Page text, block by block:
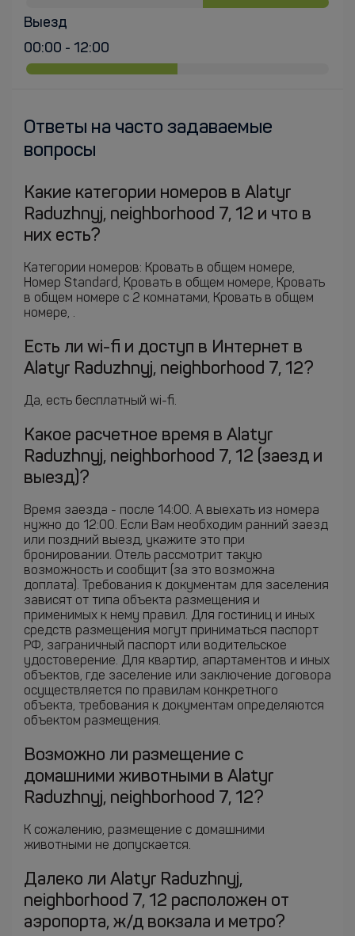
Выезд
00:00 - 12:00
Ответы на часто задаваемые
вопросы
Какие категории номеров в Alatyr
Raduzhnyj, neighborhood 7, 12 и что в
них есть?
Категории номеров: Кровать в общем номере,
Номер Standard, Кровать в общем номере, Кровать
в общем номере с 2 комнатами, Кровать в общем
номере, .
Есть ли wi-fi и доступ в Интернет в
Alatyr Raduzhnyj, neighborhood 7, 12?
Да, есть бесплатный wi-fi.
Какое расчетное время в Alatyr
Raduzhnyj, neighborhood 7, 12 (заезд и
выезд)?
Время заезда - после 14:00. А выехать из номера
нужно до 12:00. Если Вам необходим ранний заезд
или поздний выезд, укажите это при
бронировании. Отель рассмотрит такую
возможность и сообщит (за это возможна
доплата). Требования к документам для заселения
зависят от типа объекта размещения и
применимых к нему правил. Для гостиниц и иных
средств размещения могут приниматься паспорт
РФ, заграничный паспорт или водительское
удостоверение. Для квартир, апартаментов и иных
объектов, где заселение или заключение договора
осуществляется по правилам конкретного
объекта, требования к документам определяются
объектом размещения.
Возможно ли размещение с
домашними животными в Alatyr
Raduzhnyj, neighborhood 7, 12?
К сожалению, размещение с домашними
животными не допускается.
Далеко ли Alatyr Raduzhnyj,
neighborhood 7, 12 расположен от
аэропорта, ж/д вокзала и метро?